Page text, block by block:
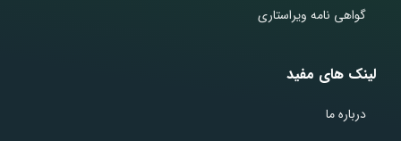
گواهی نامه ویراستاری
لینک های مفید
درباره ما